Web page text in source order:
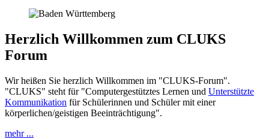
Herzlich Willkommen zum CLUKS
Forum
Wir heißen Sie herzlich Willkommen im "CLUKS-Forum".
"CLUKS" steht für "Computergestütztes Lernen und Unterstützte
Kommunikation für Schülerinnen und Schüler mit einer
körperlichen/geistigen Beeinträchtigung".
mehr ...